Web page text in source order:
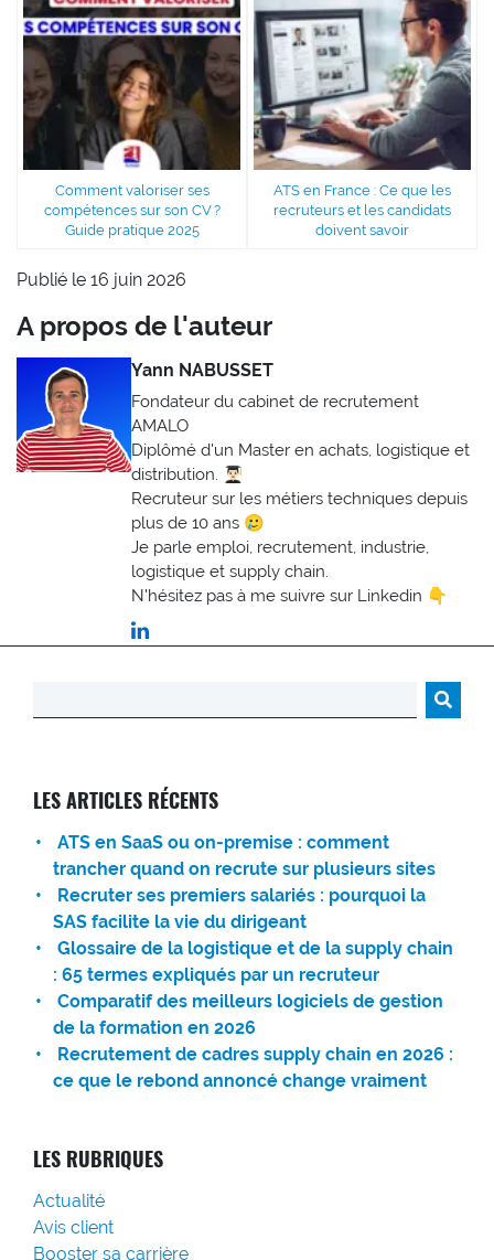
Comment valoriser ses
compétences sur son CV ?
Guide pratique 2025
ATS en France : Ce que les
recruteurs et les candidats
doivent savoir
Publié le 16 juin 2026
A propos de l'auteur
Yann NABUSSET
Fondateur du cabinet de recrutement
AMALO
Diplômé d'un Master en achats, logistique et
distribution. 👨🏻‍🎓
Recruteur sur les métiers techniques depuis
plus de 10 ans 🥲
Je parle emploi, recrutement, industrie,
logistique et supply chain.
N'hésitez pas à me suivre sur Linkedin 👇
LES ARTICLES RÉCENTS
ATS en SaaS ou on-premise : comment
trancher quand on recrute sur plusieurs sites
Recruter ses premiers salariés : pourquoi la
SAS facilite la vie du dirigeant
Glossaire de la logistique et de la supply chain
: 65 termes expliqués par un recruteur
Comparatif des meilleurs logiciels de gestion
de la formation en 2026
Recrutement de cadres supply chain en 2026 :
ce que le rebond annoncé change vraiment
LES RUBRIQUES
Actualité
Avis client
Booster sa carrière